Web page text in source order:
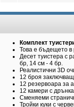
Комплект
Това е бъдещето в
Десет туистера с
бр, 14 см - 4 бр.
Реалистични 3D
12 броя
12 резервоара за
12 камери с
Сменяеми
Тройки куки с